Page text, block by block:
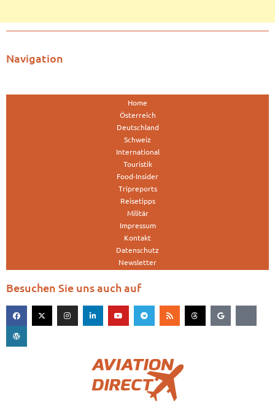
Navigation
Home
Österreich
Deutschland
Schweiz
International
Touristik
Food-Insider
Tripreports
Reisetipps
Militär
Impressum
Kontakt
Datenschutz
Newsletter
Besuchen Sie uns auch auf